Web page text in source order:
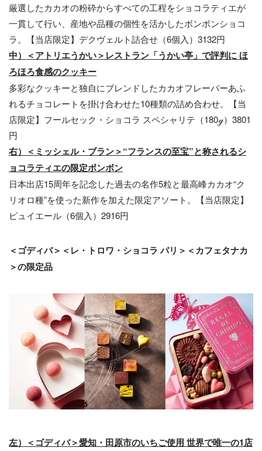
厳選したカカオの粉砕からすべての工程をショコラティエが
一貫して行い、産地や品種の個性を活かしたボンボンショコ
ラ。【当店限定】デクヴェルト詰合せ（6個入）3132円
中）＜アトリエうかい＞レストラン「うかい亭」で評判に ほ
ろほろ食感のクッキー
多彩なクッキーと独自にブレンドしたカカオフレーバーあふ
れるチョコレートを掛け合わせた10種類の詰め合わせ。【当
店限定】フールセック・ショコラ スペシャリテ（180ℊ）3801
円
右）＜ミッシェル・ブラン＞“フランスの至宝”と称されるシ
ョコラティエの限定ボンボン
日本出店15周年を記念した過去の名作5粒と最高峰カカオ“ク
リオロ種”を使った新作を加えた限定アソート。【当店限定】
ピュイエール（6個入）2916円
＜ゴディバ＞＜レ・トロワ・ショコラ パリ＞＜カフェタナカ
＞の限定品
左）＜ゴディバ＞愛知・田原市のいちご使用 世界で唯一の1店